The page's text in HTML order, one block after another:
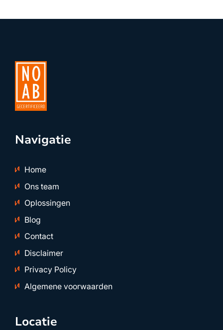
Navigatie
Home
Ons team
Oplossingen
Blog
Contact
Disclaimer
Privacy Policy
Algemene voorwaarden
Locatie